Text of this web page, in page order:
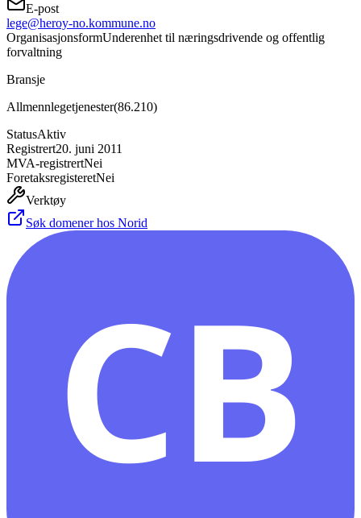
E-post
lege@heroy-no.kommune.no
OrganisasjonsformUnderenhet til næringsdrivende og offentlig
forvaltning
Bransje
Allmennlegetjenester(86.210)
StatusAktiv
Registrert20. juni 2011
MVA-registrertNei
ForetaksregisteretNei
Verktøy
Søk domener hos Norid
CB